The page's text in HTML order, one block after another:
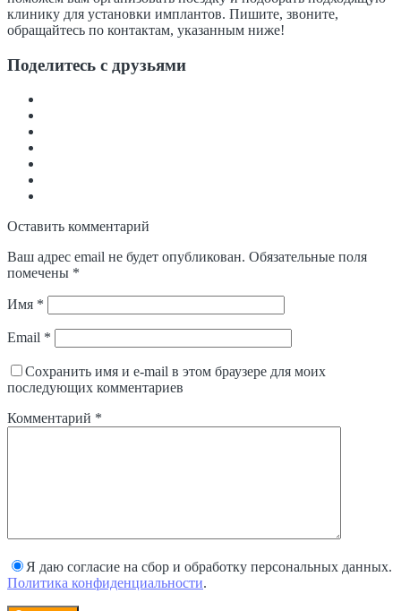
клинику для установки имплантов. Пишите, звоните,
обращайтесь по контактам, указанным ниже!
Поделитесь с друзьями
Оставить комментарий
Ваш адрес email не будет опубликован. Обязательные поля
помечены *
Имя *
Email *
Сохранить имя и e-mail в этом браузере для моих
последующих комментариев
Комментарий *
Я даю согласие на сбор и обработку персональных данных.
Политика конфиденциальности.